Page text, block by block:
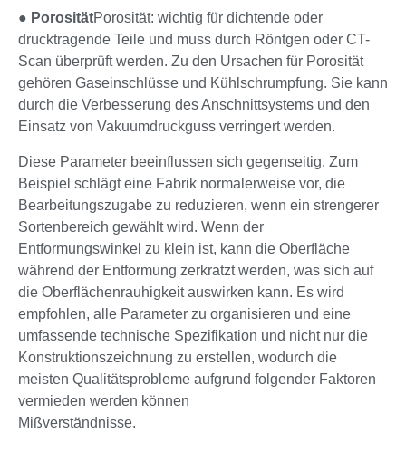
● PorositätPorosität: wichtig für dichtende oder
drucktragende Teile und muss durch Röntgen oder CT-
Scan überprüft werden. Zu den Ursachen für Porosität
gehören Gaseinschlüsse und Kühlschrumpfung. Sie kann
durch die Verbesserung des Anschnittsystems und den
Einsatz von Vakuumdruckguss verringert werden.
Diese Parameter beeinflussen sich gegenseitig. Zum
Beispiel schlägt eine Fabrik normalerweise vor, die
Bearbeitungszugabe zu reduzieren, wenn ein strengerer
Sortenbereich gewählt wird. Wenn der
Entformungswinkel zu klein ist, kann die Oberfläche
während der Entformung zerkratzt werden, was sich auf
die Oberflächenrauhigkeit auswirken kann. Es wird
empfohlen, alle Parameter zu organisieren und eine
umfassende technische Spezifikation und nicht nur die
Konstruktionszeichnung zu erstellen, wodurch die
meisten Qualitätsprobleme aufgrund folgender Faktoren
vermieden werden können
Mißverständnisse.